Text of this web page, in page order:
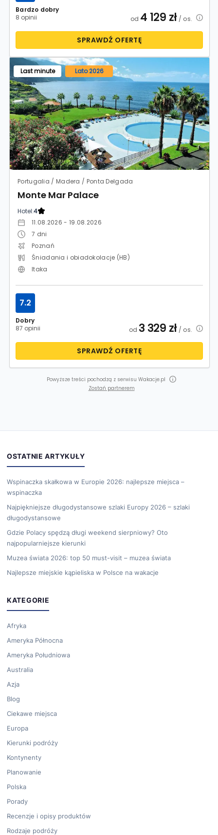
Bardzo dobry
8 opinii
od 4 129 zł/ os.
SPRAWDŹ OFERTĘ
Last minute Lato 2026
Portugalia / Madera / Ponta Delgada
Monte Mar Palace
Hotel:4
11.08.2026 - 19.08.2026
7 dni
Poznań
Śniadania i obiadokolacje (HB)
Itaka
Dobry
87 opinii
7.2
od 3 329 zł/ os.
SPRAWDŹ OFERTĘ
Powyższe treści pochodzą z serwisu Wakacje.pl
Zostań partnerem
OSTATNIE ARTYKUŁY
Wspinaczka skałkowa w Europie 2026: najlepsze miejsca –
wspinaczka
Najpiękniejsze długodystansowe szlaki Europy 2026 – szlaki
długodystansowe
Gdzie Polacy spędzą długi weekend sierpniowy? Oto
najpopularniejsze kierunki
Muzea świata 2026: top 50 must-visit – muzea świata
Najlepsze miejskie kąpieliska w Polsce na wakacje
KATEGORIE
Afryka
Ameryka Północna
Ameryka Południowa
Australia
Azja
Blog
Ciekawe miejsca
Europa
Kierunki podróży
Kontynenty
Planowanie
Polska
Porady
Recenzje i opisy produktów
Rodzaje podróży